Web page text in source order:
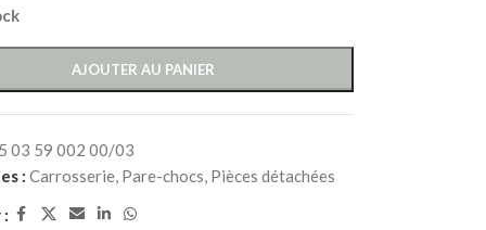
AJOUTER AU PANIER
03 59 002 00/03
: Carrosserie, Pare-chocs, Pièces détachées